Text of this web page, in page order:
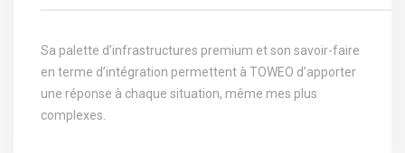
Sa palette d’infrastructures premium et son savoir-faire
en terme d’intégration permettent à TOWEO d’apporter
une réponse à chaque situation, même mes plus
complexes.